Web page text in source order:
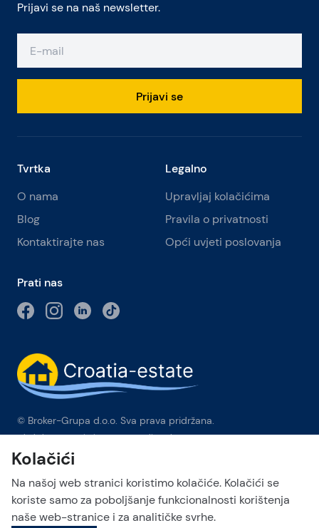
Prijavi se na naš newsletter.
Prijavi se
Tvrtka
O nama
Blog
Kontaktirajte nas
Legalno
Upravljaj kolačićima
Pravila o privatnosti
Opći uvjeti poslovanja
Prati nas
© Broker-Grupa d.o.o. Sva prava pridržana.
Obala kneza Branimira 1, 21000 Split-Phone: +385 98 384 007
Broker-grupa d.o.o. je ekskluzivni član Forbes Global
Properties u Hrvatskoj. Forbes® je registrirani zaštitni znak koji
se koristi pod licencom.
This site is protected by reCAPTCHA and the Google
Kolačići
Na našoj web stranici koristimo kolačiće. Kolačići se
koriste samo za poboljšanje funkcionalnosti korištenja
naše web-stranice i za analitičke svrhe.